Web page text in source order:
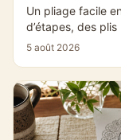
Un pliage facile
d’étapes, des
débuter, les
5 août 2026